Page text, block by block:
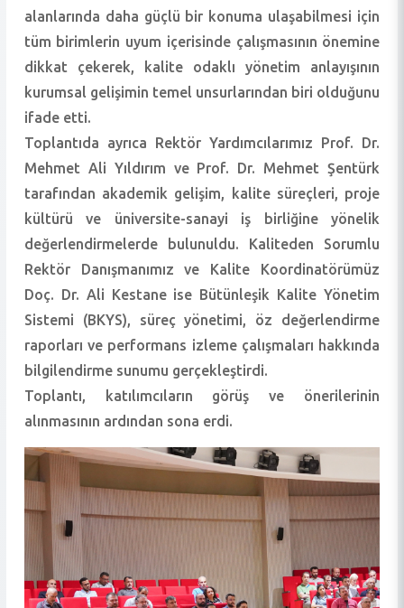
alanlarında daha güçlü bir konuma ulaşabilmesi için
tüm birimlerin uyum içerisinde çalışmasının önemine
dikkat çekerek, kalite odaklı yönetim anlayışının
kurumsal gelişimin temel unsurlarından biri olduğunu
ifade etti.
Toplantıda ayrıca Rektör Yardımcılarımız Prof. Dr.
Mehmet Ali Yıldırım ve Prof. Dr. Mehmet Şentürk
tarafından akademik gelişim, kalite süreçleri, proje
kültürü ve üniversite-sanayi iş birliğine yönelik
değerlendirmelerde bulunuldu. Kaliteden Sorumlu
Rektör Danışmanımız ve Kalite Koordinatörümüz
Doç. Dr. Ali Kestane ise Bütünleşik Kalite Yönetim
Sistemi (BKYS), süreç yönetimi, öz değerlendirme
raporları ve performans izleme çalışmaları hakkında
bilgilendirme sunumu gerçekleştirdi.
Toplantı, katılımcıların görüş ve önerilerinin
alınmasının ardından sona erdi.